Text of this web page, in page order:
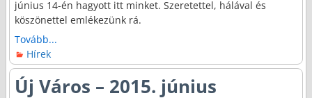
június 14-én hagyott itt minket. Szeretettel, hálával és
köszönettel emlékezünk rá.
Tovább...
Hírek
Új Város – 2015. június